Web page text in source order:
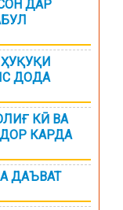
ДАР
ДОДА
КӢ ВА
КАРДА
ДАЪВАТ